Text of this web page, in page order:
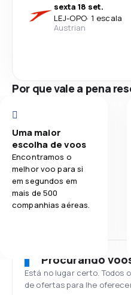
sexta 18 set.
LEJ-OPO· 1 escala
Austrian
Por que vale a pena
Uma maior
escolha de voos
Encontramos o
melhor voo para si
em segundos em
mais de 500
companhias aéreas.
Procurando
Está no lugar certo. Todos
de ofertas para lhe